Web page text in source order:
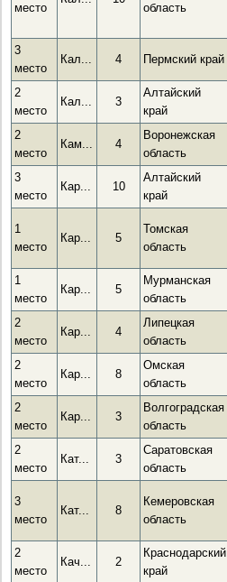
место
область
3
место
Кал... 4 Пермский край
2
место
Кал... 3
Алтайский
край
2
место
Кам... 4
Воронежская
область
3
место
Кар... 10
Алтайский
край
1
место
Кар... 5
Томская
область
1
место
Кар... 5
Мурманская
область
2
место
Кар... 4
Липецкая
область
2
место
Кар... 8
Омская
область
2
место
Кар... 3
Волгоградская
область
2
место
Кат... 3
Саратовская
область
3
место
Кат... 8
Кемеровская
область
2
место
Кач... 2
Краснодарский
край